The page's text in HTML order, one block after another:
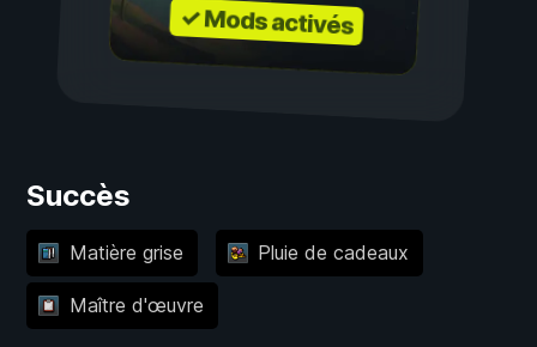
✓ Mods activés
Succès
Matière grise Pluie de cadeaux
Maître d'œuvre